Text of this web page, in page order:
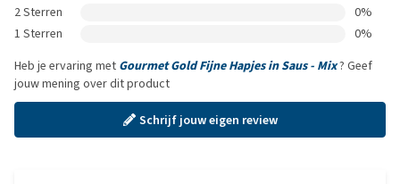
2 Sterren
0%
1 Sterren
0%
Heb je ervaring met Gourmet Gold Fijne Hapjes in Saus - Mix? Geef
jouw mening over dit product
Schrijf jouw eigen review